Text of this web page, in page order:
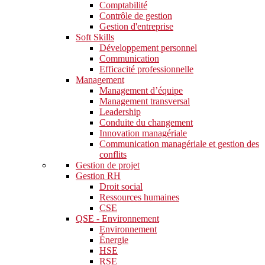
Comptabilité
Contrôle de gestion
Gestion d'entreprise
Soft Skills​
Développement personnel
Communication
Efficacité professionnelle
Management
Management d’équipe
Management transversal
Leadership
Conduite du changement
Innovation managériale
Communication managériale et gestion des
conflits
Gestion de projet
Gestion RH
Droit social
Ressources humaines
CSE
QSE - Environnement
Environnement
Énergie
HSE
RSE